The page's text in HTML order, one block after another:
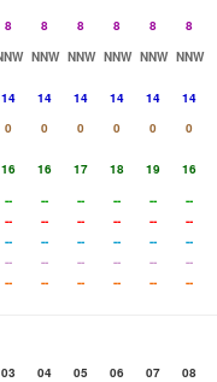
8 8 8 8 8 8
NNW NNW NNW NNW NNW
14 14 14 14 14 14
0 0 0 0 0 0
16 16 17 18 19 16
-- -- -- -- -- --
-- -- -- -- -- --
-- -- -- -- -- --
-- -- -- -- -- --
-- -- -- -- -- --
03 04 05 06 07 08